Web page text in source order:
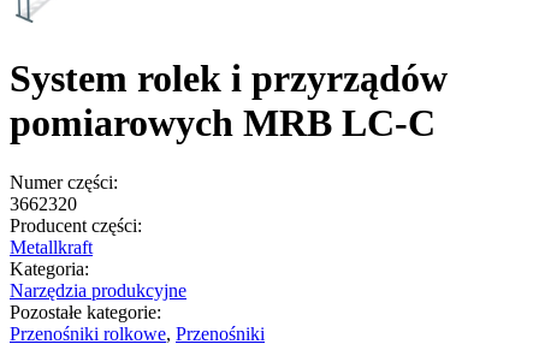
System rolek i przyrządów
pomiarowych MRB LC-C
Numer części:
3662320
Producent części:
Metallkraft
Kategoria:
Narzędzia produkcyjne
Pozostałe kategorie:
Przenośniki rolkowe, Przenośniki